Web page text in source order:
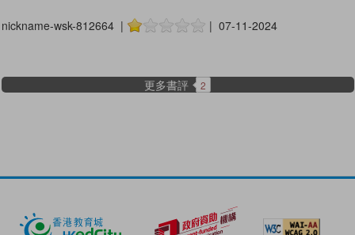
nickname-wsk-812664 | | 07-11-2024
更多書評 2